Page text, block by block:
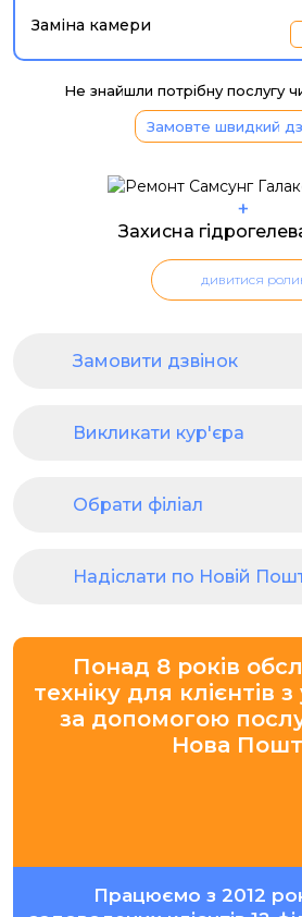
Заміна камери
Не знайшли потрібну послугу
Замовте швидкий
+
Захисна
дивитися
Замовити дзвінок
Викликати кур'єра
Обрати філіал
Надіслати по Новій
Понад 8 років
техніку для клієнтів з
за допомогою
Нова
Працюємо з 2012